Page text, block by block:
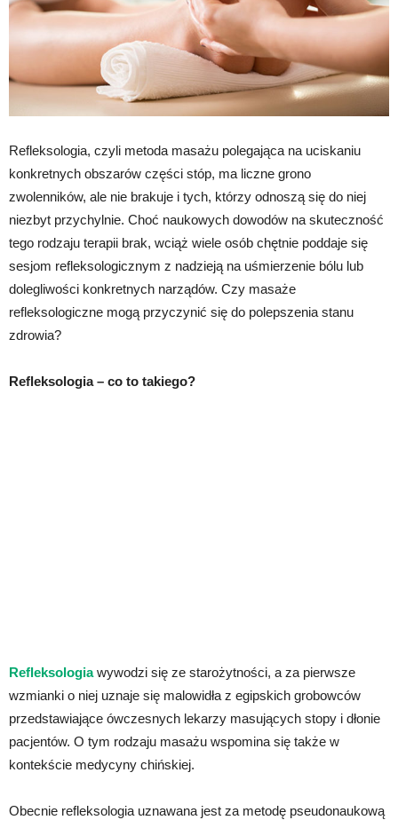
Refleksologia, czyli metoda masażu polegająca na uciskaniu
konkretnych obszarów części stóp, ma liczne grono
zwolenników, ale nie brakuje i tych, którzy odnoszą się do niej
niezbyt przychylnie. Choć naukowych dowodów na skuteczność
tego rodzaju terapii brak, wciąż wiele osób chętnie poddaje się
sesjom refleksologicznym z nadzieją na uśmierzenie bólu lub
dolegliwości konkretnych narządów. Czy masaże
refleksologiczne mogą przyczynić się do polepszenia stanu
zdrowia?
Refleksologia – co to takiego?
Refleksologiawywodzi się ze starożytności, a za pierwsze
wzmianki o niej uznaje się malowidła z egipskich grobowców
przedstawiające ówczesnych lekarzy masujących stopy i dłonie
pacjentów. O tym rodzaju masażu wspomina się także w
kontekście medycyny chińskiej.
Obecnie refleksologia uznawana jest za metodę pseudonaukową